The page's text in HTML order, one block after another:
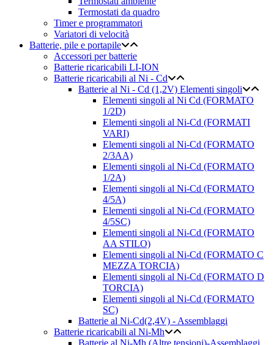
Termostati da quadro
Timer e programmatori
Variatori di velocità
Batterie, pile e portapile
Accessori per batterie
Batterie ricaricabili LI-ION
Batterie ricaricabili al Ni - Cd
Batterie al Ni - Cd (1,2V) Elementi singoli
Elementi singoli al Ni Cd (FORMATO
1/2D)
Elementi singoli al Ni-Cd (FORMATI
VARI)
Elementi singoli al Ni-Cd (FORMATO
2/3AA)
Elementi singoli al Ni-Cd (FORMATO
1/2A)
Elementi singoli al Ni-Cd (FORMATO
4/5A)
Elementi singoli al Ni-Cd (FORMATO
4/5SC)
Elementi singoli al Ni-Cd (FORMATO
AA STILO)
Elementi singoli al Ni-Cd (FORMATO C
MEZZA TORCIA)
Elementi singoli al Ni-Cd (FORMATO D
TORCIA)
Elementi singoli al Ni-Cd (FORMATO
SC)
Batterie al Ni-Cd(2,4V) - Assemblaggi
Batterie ricaricabili al Ni-Mh
Batterie al Ni-Mh (Altre tensioni)-Assemblaggi